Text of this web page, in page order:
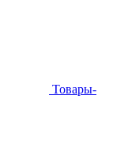
Товары-